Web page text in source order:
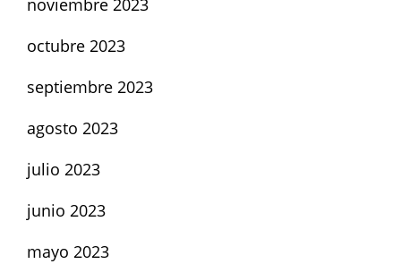
noviembre 2023
octubre 2023
septiembre 2023
agosto 2023
julio 2023
junio 2023
mayo 2023